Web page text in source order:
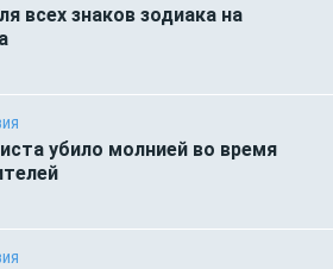
всех знаков зодиака на
убило молнией во время